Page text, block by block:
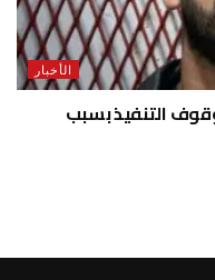
الأخبار
التنفيذ بسبب